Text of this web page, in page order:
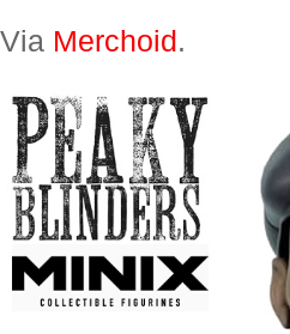
Via Merchoid.